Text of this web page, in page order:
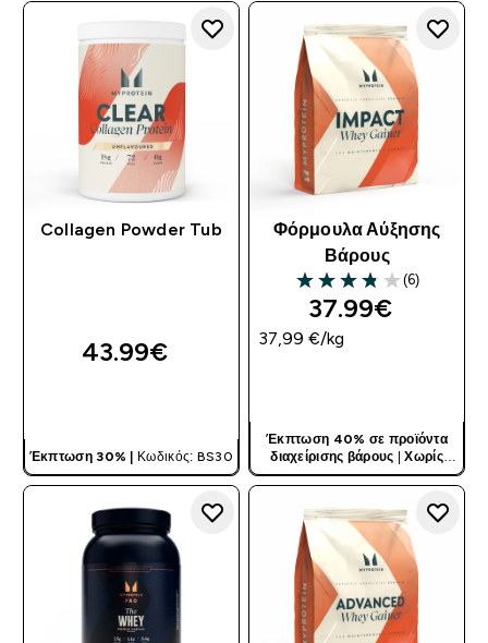
Collagen Powder Tub
43.99€‎
Έκπτωση 30% | Κωδικός: BS30
Φόρμουλα Αύξησης
Βάρους
3.83 out of 5 stars
(6)
37.99€‎
37,99 €‎/kg
Έκπτωση 40% σε προϊόντα
διαχείρισης βάρους |Χωρίς
Κωδικό